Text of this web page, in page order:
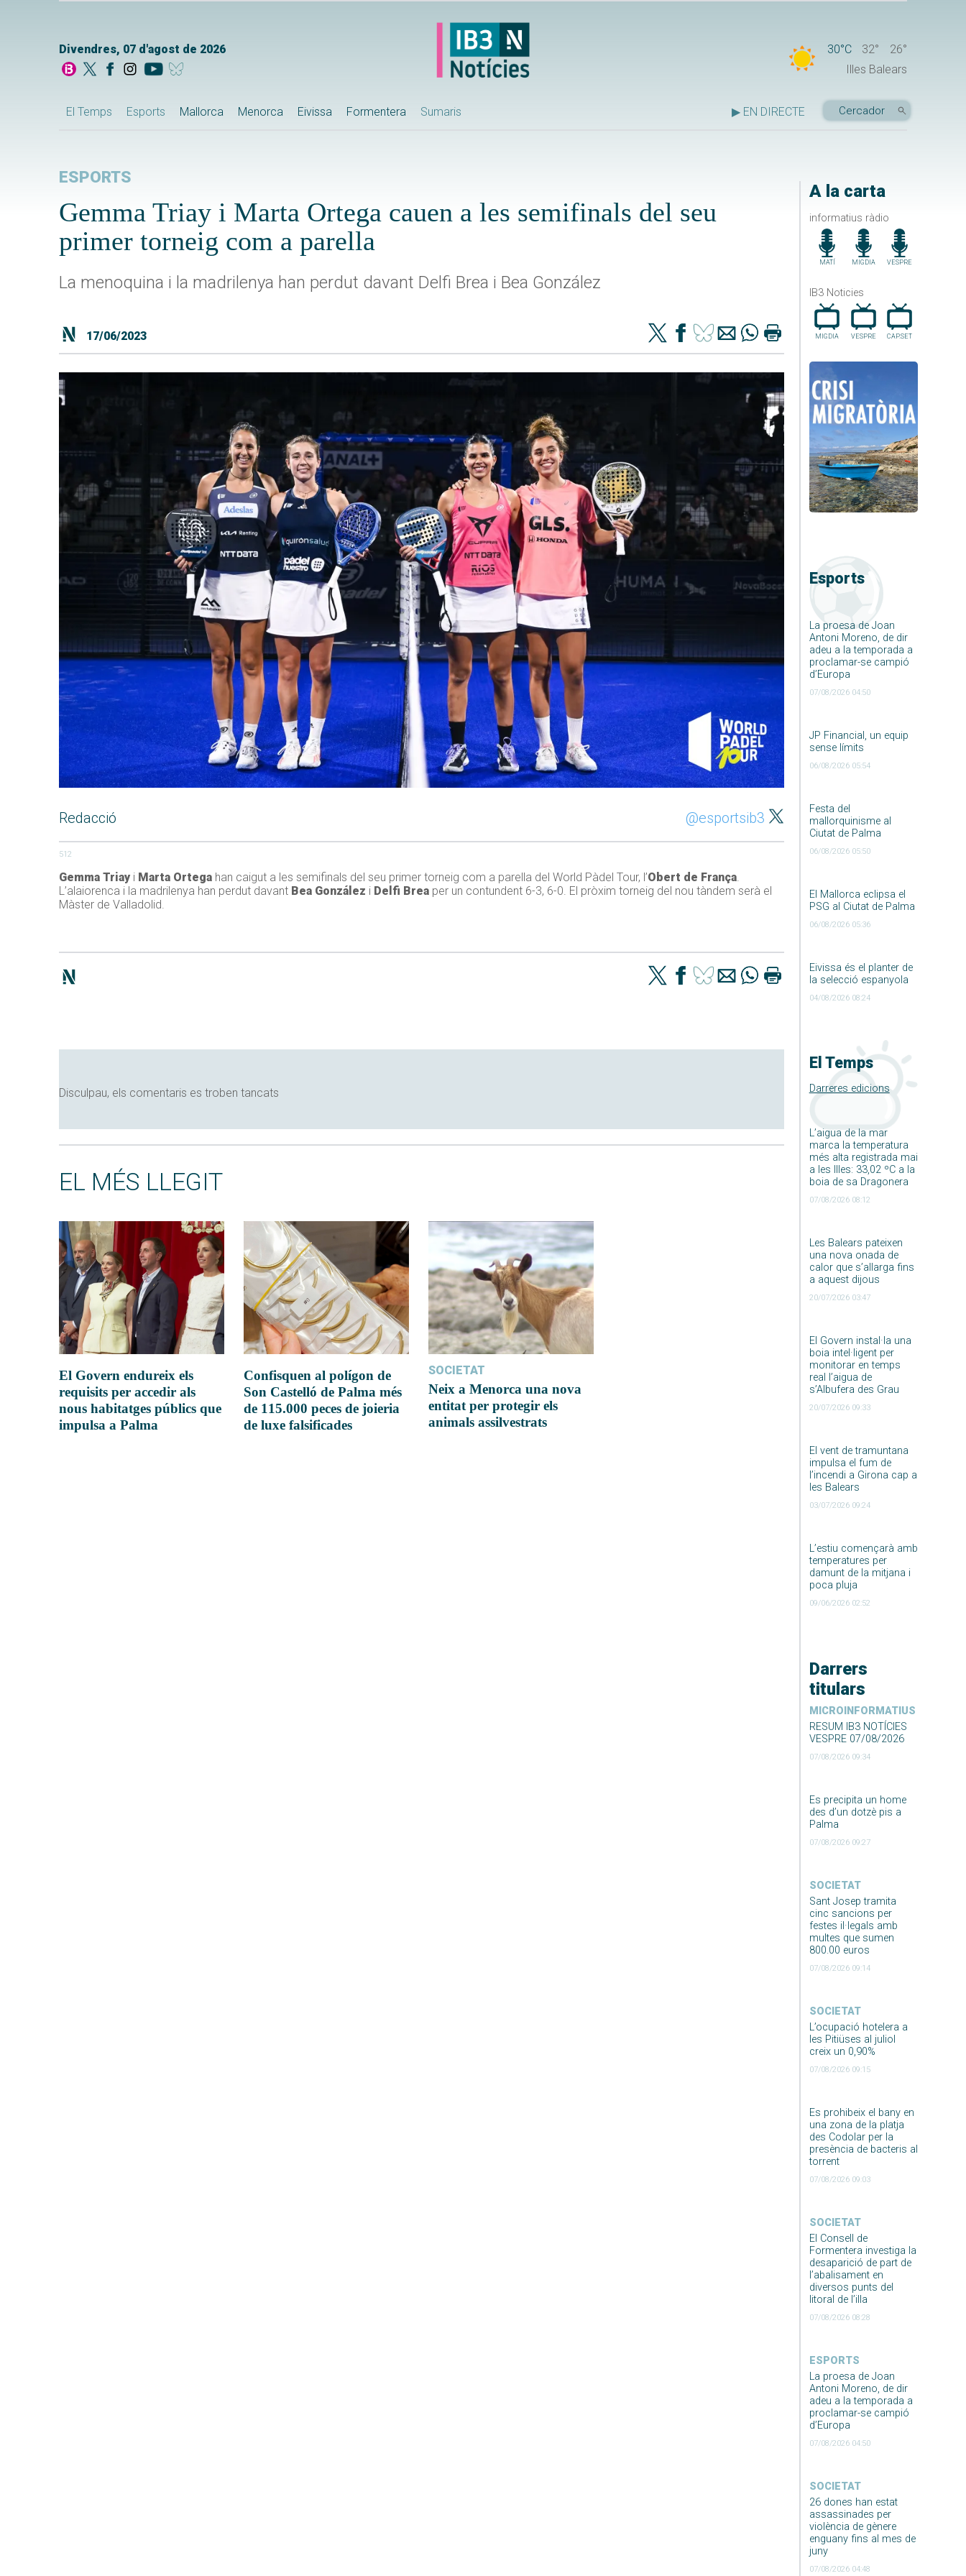
Divendres, 07 d'agost de 2026 30°C 32°
26°
Illes Balears
El Temps Esports Mallorca Menorca Eivissa Formentera Sumaris ▶ EN DIRECTE
A la carta
informatius ràdio
MATÍ MIGDIA VESPRE
IB3 Noticies
MIGDIA VESPRE CAP.SET
Esports
La proesa de Joan
Antoni Moreno, de dir
adeu a la temporada a
proclamar-se campió
d’Europa
07/08/2026 04:50
JP Financial, un equip
sense límits
06/08/2026 05:54
Festa del
mallorquinisme al
Ciutat de Palma
06/08/2026 05:50
El Mallorca eclipsa el
PSG al Ciutat de Palma
06/08/2026 05:36
Eivissa és el planter de
la selecció espanyola
04/08/2026 08:24
El Temps
Darreres edicions
L’aigua de la mar
marca la temperatura
més alta registrada mai
a les Illes: 33,02 ºC a la
boia de sa Dragonera
07/08/2026 08:12
Les Balears pateixen
una nova onada de
calor que s’allarga fins
a aquest dijous
20/07/2026 03:47
El Govern instal·la una
boia intel·ligent per
monitorar en temps
real l’aigua de
s’Albufera des Grau
20/07/2026 09:33
El vent de tramuntana
impulsa el fum de
l’incendi a Girona cap a
les Balears
03/07/2026 09:24
L’estiu començarà amb
temperatures per
damunt de la mitjana i
poca pluja
09/06/2026 02:52
Darrers
titulars
MICROINFORMATIUS
RESUM IB3 NOTÍCIES
VESPRE 07/08/2026
07/08/2026 09:34
Es precipita un home
des d’un dotzè pis a
Palma
07/08/2026 09:27
SOCIETAT
Sant Josep tramita
cinc sancions per
festes il·legals amb
multes que sumen
800.00 euros
07/08/2026 09:14
SOCIETAT
L’ocupació hotelera a
les Pitiüses al juliol
creix un 0,90%
07/08/2026 09:15
Es prohibeix el bany en
una zona de la platja
des Codolar per la
presència de bacteris al
torrent
07/08/2026 09:03
SOCIETAT
El Consell de
Formentera investiga la
desaparició de part de
l’abalisament en
diversos punts del
litoral de l’illa
07/08/2026 08:28
ESPORTS
La proesa de Joan
Antoni Moreno, de dir
adeu a la temporada a
proclamar-se campió
d’Europa
07/08/2026 04:50
SOCIETAT
26 dones han estat
assassinades per
violència de gènere
enguany fins al mes de
juny
07/08/2026 04:48
ESPORTS
Gemma Triay i Marta Ortega cauen a les semifinals del seu
primer torneig com a parella
La menoquina i la madrilenya han perdut davant Delfi Brea i Bea González
17/06/2023
Redacció @esportsib3
512
Gemma Triay i Marta Ortega han caigut a les semifinals del seu primer torneig com a parella del World Pàdel Tour, l’Obert de França
L’alaiorenca i la madrilenya han perdut davant Bea González i Delfi Brea per un contundent 6-3, 6-0. El pròxim torneig del nou tàndem serà el
Màster de Valladolid.
Disculpau, els comentaris es troben tancats
EL MÉS LLEGIT
El Govern endureix els
requisits per accedir als
nous habitatges públics que
impulsa a Palma
Confisquen al polígon de
Son Castelló de Palma més
de 115.000 peces de joieria
de luxe falsificades
SOCIETAT
Neix a Menorca una nova
entitat per protegir els
animals assilvestrats